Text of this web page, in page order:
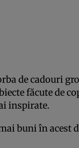
de cadouri
făcute de
inspirate.
buni în acest